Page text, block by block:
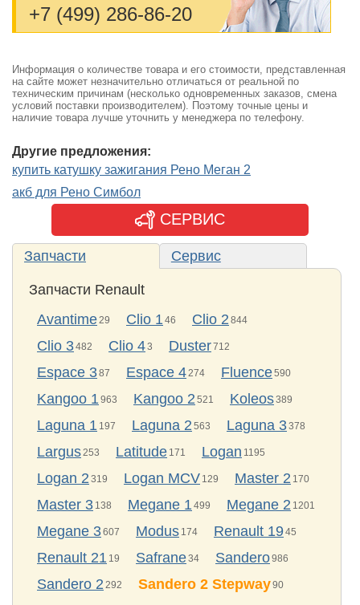
+7 (499) 286-86-20
Информация о количестве товара и его стоимости, представленная
на сайте может незначительно отличаться от реальной по
техническим причинам (несколько одновременных заказов, смена
условий поставки производителем). Поэтому точные цены и
наличие товара лучше уточнить у менеджера по телефону.
Другие предложения:
купить катушку зажигания Рено Меган 2
акб для Рено Симбол
СЕРВИС
Запчасти Сервис
Запчасти Renault
Avantime 29 Clio 1 46 Clio 2 844
Clio 3482 Clio 43 Duster712
Espace 387 Espace 4 274 Fluence590
Kangoo 1 963 Kangoo 2 521 Koleos389
Laguna 1 197 Laguna 2 563 Laguna 3378
Largus 253 Latitude 171 Logan 1195
Logan 2 319 Logan MCV 129 Master 2 170
Master 3 138 Megane 1 499 Megane 2 1201
Megane 3607 Modus 174 Renault 1945
Renault 21 19 Safrane34 Sandero986
Sandero 2 292 Sandero 2 Stepway90